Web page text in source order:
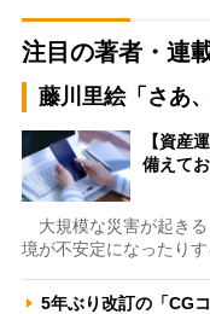
注目の著者・連
藤川里絵「さあ
【資産
備えて
大規模な災害が起きる
境が不安定になったり
5年ぶり改訂の「CG